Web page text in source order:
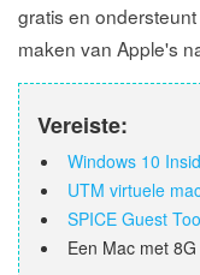
gratis en
maken van Apple's
Vereiste:
Windows 10
UTM virtuele
SPICE Guest
Een Mac met